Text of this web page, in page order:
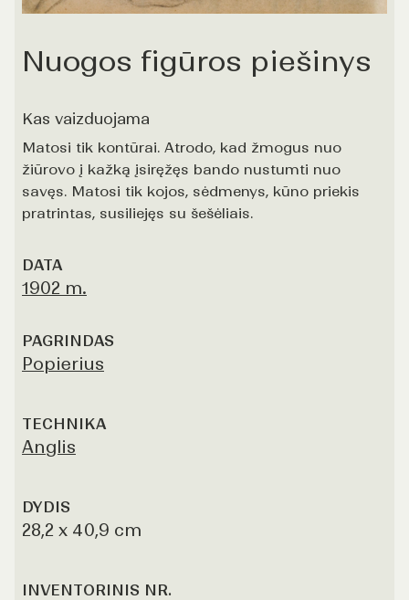
Nuogos figūros piešinys
Kas vaizduojama
Matosi tik kontūrai. Atrodo, kad žmogus nuo
žiūrovo į kažką įsiręžęs bando nustumti nuo
savęs. Matosi tik kojos, sėdmenys, kūno priekis
pratrintas, susiliejęs su šešėliais.
DATA
1902 m.
PAGRINDAS
Popierius
TECHNIKA
Anglis
DYDIS
28,2 x 40,9 cm
INVENTORINIS NR.